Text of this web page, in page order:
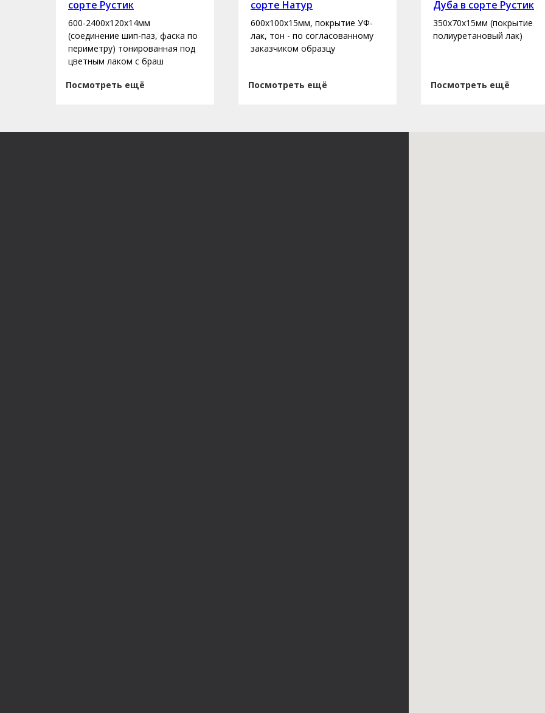
сорте Рустик
600-2400х120х14мм
(соединение шип-паз, фаска по
периметру) тонированная под
цветным лаком с браш
Посмотреть ещё
сорте Натур
600х100х15мм, покрытие УФ-
лак, тон - по согласованному
заказчиком образцу
Посмотреть ещё
Дуба в сорте Рустик
350х70х15мм (покрытие
полиуретановый лак)
Посмотреть ещё